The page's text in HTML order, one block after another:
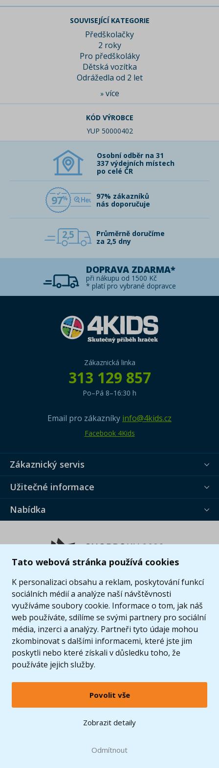
Tato webová stránka používá cookies
K personalizaci obsahu a reklam, poskytování funkcí
sociálních médií a analýze naší návštěvnosti
využíváme soubory cookie. Informace o tom, jak náš
web používáte, sdílíme se svými partnery pro sociální
média, inzerci a analýzy. Partneři tyto údaje mohou
zkombinovat s dalšími informacemi, které jste jim
poskytli nebo které získali v důsledku toho, že
používáte jejich služby.
Povolit vše
Zobrazit detaily
Odmítnout
SOUVISEJÍCÍ KATEGORIE
Předškolačky
2 roky
Pro předškoláky
Dětská vozítka
Odrážedla od 2 let
» více
KÓD VÝROBCE
YUP 50000402
Osobní odběr na 31
337 výdejních místech
po celé ČR
97
97% zákazníků
nás doporučuje
2,5
Průměrně doručíme
za 2,5 dny
DOPRAVA ZDARMA*
při nákupu od 1500 Kč
* platí pro vybrané dopravce
Zákaznická linka
313 129 857
Po–Pá 8–16:30 h
Email pro zákazníky info@4kids.cz
Facebook 4Kids
Zákaznický servis
Užitečné informace
Nabídka
© 2005 - 2026 Copyright 4kids.cz
LEGO, logo LEGO a minifigurka jsou ochrannými známkami společnosti LEGO Group. ©
2024 The LEGO Group.
Zobrazit verzi pro desktop
při nákupu od